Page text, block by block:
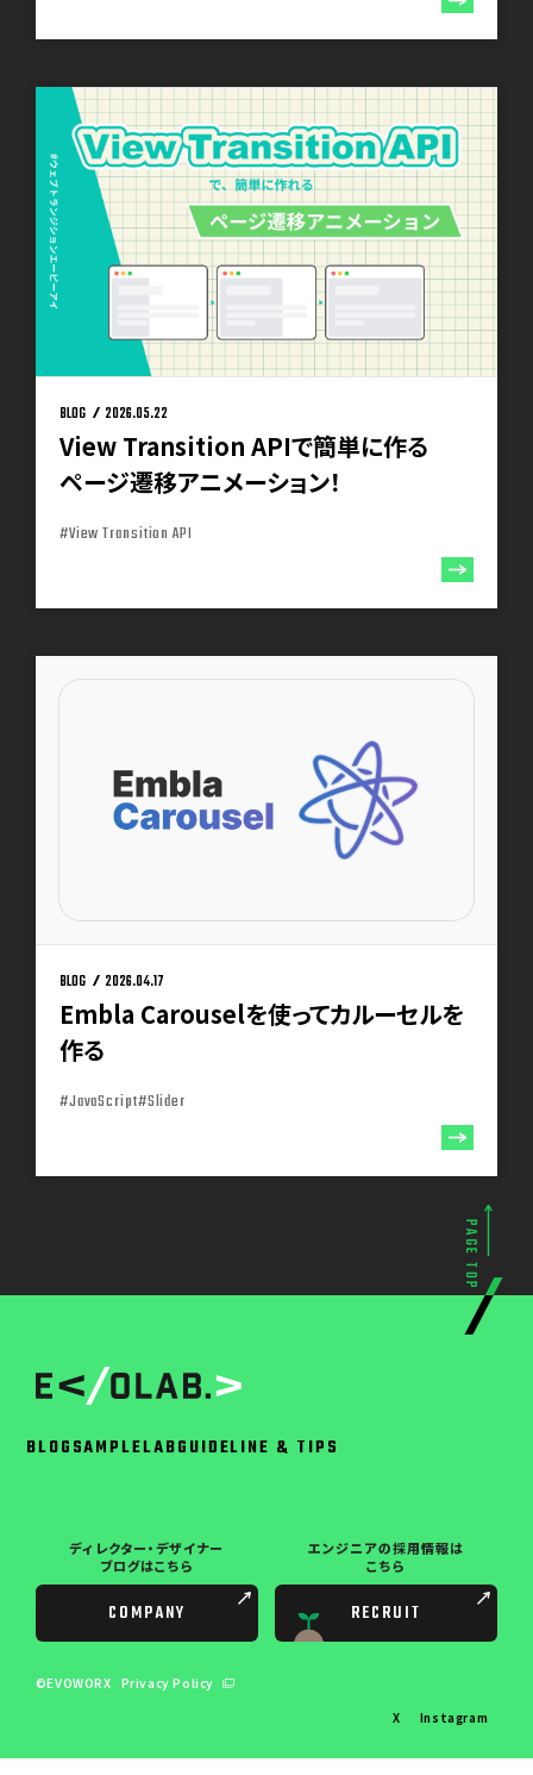
BLOG 2026.05.22
View Transition APIで簡単に作る
ページ遷移アニメーション！
#View Transition API
BLOG 2026.04.17
Embla Carouselを使ってカルーセルを
作る
#JavaScript#Slider
PAGE TOP
BLOGSAMPLELABGUIDELINE & TIPS
©EVOWORX Privacy Policy
ディレクター・デザイナー
ブログはこちら
COMPANY
エンジニアの採用情報は
こちら
RECRUIT
X Instagram